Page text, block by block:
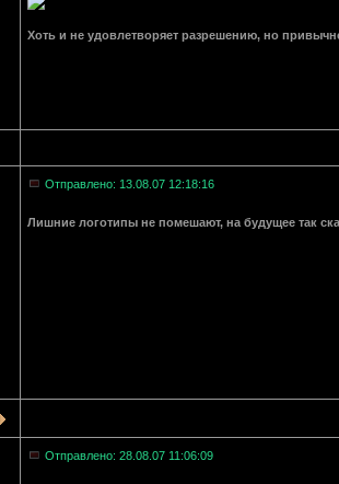
Хоть и не удовлетворяет разрешению, но
Отправлено: 13.08.07 12:18:16
Лишние логотипы не помешают, на будущее так
Отправлено: 28.08.07 11:06:09